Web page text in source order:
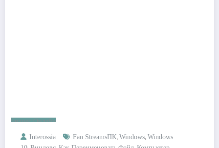
Бизнес Онлайн
Interossia Fan StreamsПК, Windows, Windows